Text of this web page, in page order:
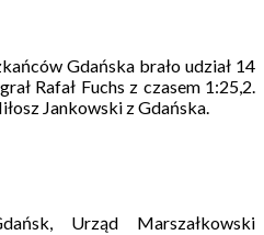
Gdańska brało udział 14
Rafał Fuchs z czasem 1:25,2.
Jankowski z Gdańska.
Urząd Marszałkowski